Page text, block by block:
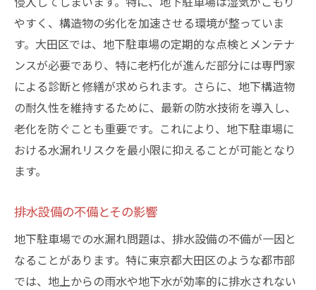
防水性能を高める施工方法
気象データを活用した予防策
雨量予測とメンテナンススケジュールの調
整
雨季と乾季のメンテナンスの違い
地盤構造が地下駐車場の水漏れに与える影響を
探る
地盤調査の重要性
構造物に適した基礎設計
地盤沈下がもたらすリスク
改良工事の必要性とその方法
やすく、構造物の劣化を加速させる環境が整っていま
す。大田区では、地下駐車場の定期的な点検とメンテナ
ンスが必要であり、特に老朽化が進んだ部分には専門家
による診断と修繕が求められます。さらに、地下構造物
の耐久性を維持するために、最新の防水技術を導入し、
老化を防ぐことも重要です。これにより、地下駐車場に
おける水漏れリスクを最小限に抑えることが可能となり
ます。
排水設備の不備とその影響
地下駐車場での水漏れ問題は、排水設備の不備が一因と
なることがあります。特に東京都大田区のような都市部
では、地上からの雨水や地下水が効率的に排水されない